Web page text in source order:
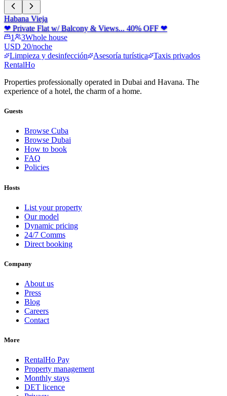
Habana Vieja
❤ Private Flat w/ Balcony & Views... 40% OFF ❤
1
3Whole house
USD 20/noche
Limpieza y desinfección
Asesoría turística
Taxis privados
RentalHo
Properties professionally operated in Dubai and Havana. The
experience of a hotel, the charm of a home.
Guests
Browse Cuba
Browse Dubai
How to book
FAQ
Policies
Hosts
List your property
Our model
Dynamic pricing
24/7 Comms
Direct booking
Company
About us
Press
Blog
Careers
Contact
More
RentalHo Pay
Property management
Monthly stays
DET licence